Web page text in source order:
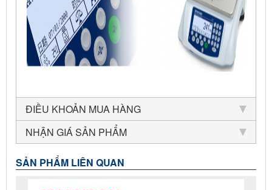
ĐIỀU KHOẢN MUA HÀNG
NHẬN GIÁ SẢN PHẨM
SẢN PHẨM LIÊN QUAN